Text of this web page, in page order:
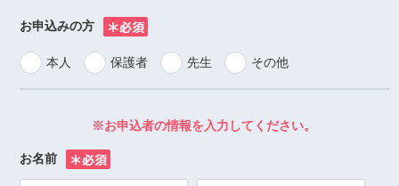
お申込みの方
本人 保護者 先生 その他
※お申込者の情報を入力してください。
お名前